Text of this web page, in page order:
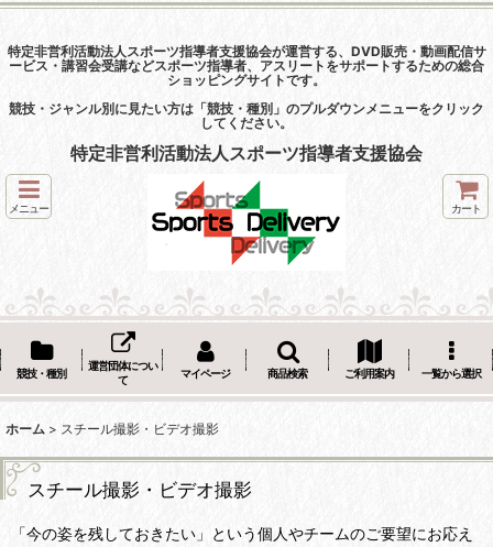
特定非営利活動法人スポーツ指導者支援協会が運営する、DVD販売・動画配信サ
ービス・講習会受講などスポーツ指導者、アスリートをサポートするための総合
ショッピングサイトです。
競技・ジャンル別に見たい方は「競技・種別」のプルダウンメニューをクリック
してください。
特定非営利活動法人スポーツ指導者支援協会
メニュー カート
競技・種別
運営団体につい
て
マイページ 商品検索 ご利用案内 一覧から選択
ホーム > スチール撮影・ビデオ撮影
スチール撮影・ビデオ撮影
「今の姿を残しておきたい」という個人やチームのご要望にお応え